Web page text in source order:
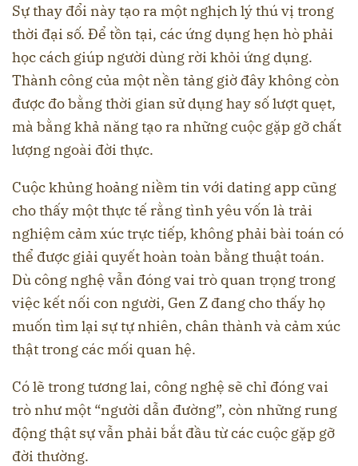
Sự thay đổi này tạo ra một nghịch lý thú vị trong
thời đại số. Để tồn tại, các ứng dụng hẹn hò phải
học cách giúp người dùng rời khỏi ứng dụng.
Thành công của một nền tảng giờ đây không còn
được đo bằng thời gian sử dụng hay số lượt quẹt,
mà bằng khả năng tạo ra những cuộc gặp gỡ chất
lượng ngoài đời thực.
Cuộc khủng hoảng niềm tin với dating app cũng
cho thấy một thực tế rằng tình yêu vốn là trải
nghiệm cảm xúc trực tiếp, không phải bài toán có
thể được giải quyết hoàn toàn bằng thuật toán.
Dù công nghệ vẫn đóng vai trò quan trọng trong
việc kết nối con người, Gen Z đang cho thấy họ
muốn tìm lại sự tự nhiên, chân thành và cảm xúc
thật trong các mối quan hệ.
Có lẽ trong tương lai, công nghệ sẽ chỉ đóng vai
trò như một “người dẫn đường”, còn những rung
động thật sự vẫn phải bắt đầu từ các cuộc gặp gỡ
đời thường.